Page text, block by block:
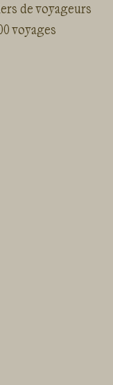
de voyageurs
voyages